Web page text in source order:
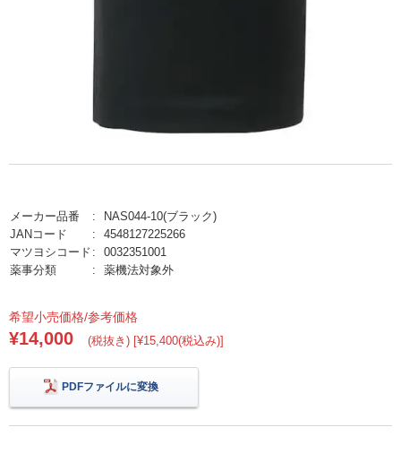
メーカー品番
NAS044-10(ブラック)
JANコード
4548127225266
マツヨシコード
0032351001
薬事分類
薬機法対象外
希望小売価格/参考価格
¥14,000 (税抜き) [¥15,400(税込み)]
PDFファイルに変換